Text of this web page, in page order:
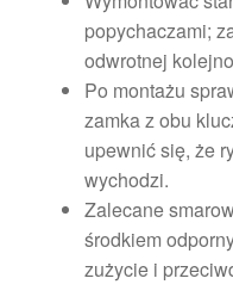
popychaczami;
odwrotnej
Po montażu
zamka z obu
upewnić się, że
wychodzi.
Zalecane
środkiem
zużycie i